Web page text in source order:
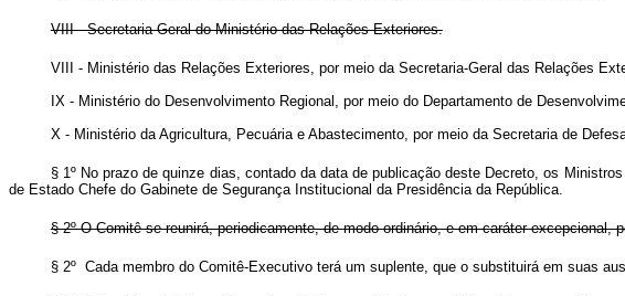
VIII - Secretaria-Geral do Ministério das Relações Exteriores.
VIII - Ministério das Relações Exteriores, por meio da Secretaria-Geral das Relações
IX - Ministério do Desenvolvimento Regional, por meio do Departamento de
X - Ministério da Agricultura, Pecuária e Abastecimento, por meio da Secretaria de
§ 1º No prazo de quinze dias, contado da data de publicação deste Decreto, os
de Estado Chefe do Gabinete de Segurança Institucional da Presidência da República.
§ 2º O Comitê se reunirá, periodicamente, de modo ordinário, e em caráter excepcional,
§ 2º Cada membro do Comitê-Executivo terá um suplente, que o substituirá em suas